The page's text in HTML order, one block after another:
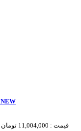
سینک اخوان روکار مدل 148 NEW
قیمت : 11,004,000 تومان